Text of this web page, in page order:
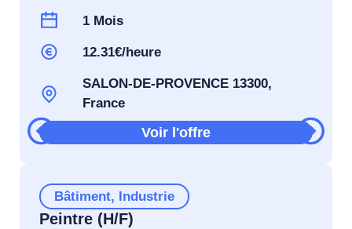
1 Mois
12.31€/heure
SALON-DE-PROVENCE 13300,
France
Voir l'offre
Bâtiment, Industrie
Peintre (H/F)